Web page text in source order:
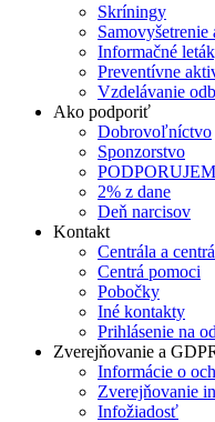
Skríningy
Samovyšetrenie
Informačné
Preventívne
Vzdelávanie
Ako podporiť
Dobrovoľníctvo
Sponzorstvo
2% z dane
Deň narcisov
Kontakt
Centrála a
Centrá pomoci
Pobočky
Iné kontakty
Prihlásenie na
Zverejňovanie a
Informácie o
Zverejňovanie
Infožiadosť